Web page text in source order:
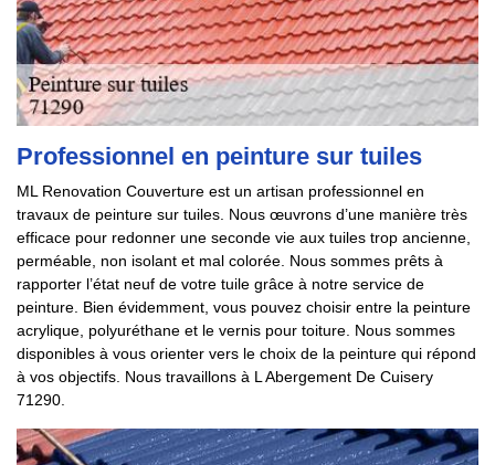
Professionnel en peinture sur tuiles
ML Renovation Couverture est un artisan professionnel en
travaux de peinture sur tuiles. Nous œuvrons d’une manière très
efficace pour redonner une seconde vie aux tuiles trop ancienne,
perméable, non isolant et mal colorée. Nous sommes prêts à
rapporter l’état neuf de votre tuile grâce à notre service de
peinture. Bien évidemment, vous pouvez choisir entre la peinture
acrylique, polyuréthane et le vernis pour toiture. Nous sommes
disponibles à vous orienter vers le choix de la peinture qui répond
à vos objectifs. Nous travaillons à L Abergement De Cuisery
71290.